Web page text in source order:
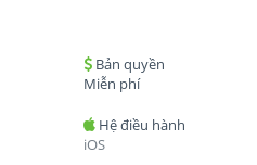
Bản quyền
Miễn phí
Hệ điều hành
iOS